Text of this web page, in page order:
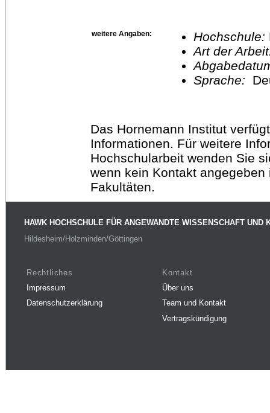
weitere Angaben: Hochschule:
Art der
Sprache:
Das Hornemann Institut
Informationen. Für weitere
Hochschularbeit wenden Sie
wenn kein Kontakt
Fakultäten.
HAWK HOCHSCHULE FÜR ANGEWANDTE WISSENSCHAFT UND
Hildesheim/Holzminden/Göttingen
Rechtliches
Impressum
Datenschutzerklärung
Kontakt
Über uns
Team und Kontakt
Vertragskündigung